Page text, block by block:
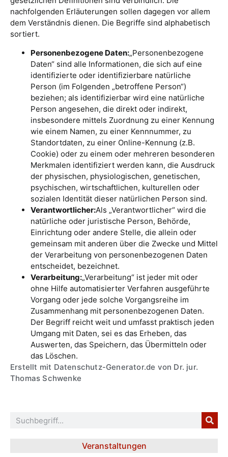
nachfolgenden Erläuterungen sollen dagegen vor allem
dem Verständnis dienen. Die Begriffe sind alphabetisch
sortiert.
Personenbezogene Daten:„Personenbezogene
Daten“ sind alle Informationen, die sich auf eine
identifizierte oder identifizierbare natürliche
Person (im Folgenden „betroffene Person“)
beziehen; als identifizierbar wird eine natürliche
Person angesehen, die direkt oder indirekt,
insbesondere mittels Zuordnung zu einer Kennung
wie einem Namen, zu einer Kennnummer, zu
Standortdaten, zu einer Online-Kennung (z.B.
Cookie) oder zu einem oder mehreren besonderen
Merkmalen identifiziert werden kann, die Ausdruck
der physischen, physiologischen, genetischen,
psychischen, wirtschaftlichen, kulturellen oder
sozialen Identität dieser natürlichen Person sind.
Verantwortlicher:Als „Verantwortlicher“ wird die
natürliche oder juristische Person, Behörde,
Einrichtung oder andere Stelle, die allein oder
gemeinsam mit anderen über die Zwecke und Mittel
der Verarbeitung von personenbezogenen Daten
entscheidet, bezeichnet.
Verarbeitung:„Verarbeitung“ ist jeder mit oder
ohne Hilfe automatisierter Verfahren ausgeführte
Vorgang oder jede solche Vorgangsreihe im
Zusammenhang mit personenbezogenen Daten.
Der Begriff reicht weit und umfasst praktisch jeden
Umgang mit Daten, sei es das Erheben, das
Auswerten, das Speichern, das Übermitteln oder
das Löschen.
Erstellt mit Datenschutz-Generator.de von Dr. jur.
Thomas Schwenke
Veranstaltungen